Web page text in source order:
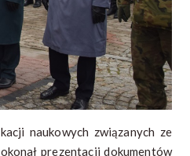
naukowych związanych ze
prezentacji dokumentów